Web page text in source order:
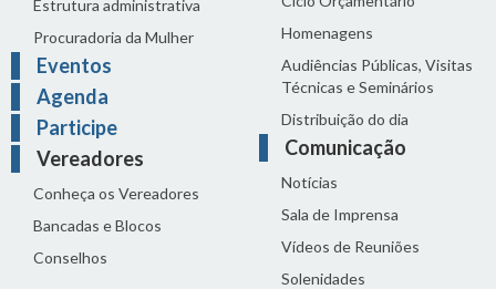
Estrutura administrativa
Procuradoria da Mulher
Eventos
Agenda
Participe
Vereadores
Conheça os Vereadores
Bancadas e Blocos
Conselhos
Homenagens
Audiências Públicas, Visitas
Técnicas e Seminários
Distribuição do dia
Comunicação
Notícias
Sala de Imprensa
Vídeos de Reuniões
Solenidades